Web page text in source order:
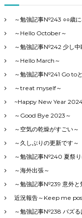
～勉強記事№243 ○○歳に
～Hello October～
～勉強記事№242 少し中
～Hello March～
～勉強記事№241 Go to
～treat myself～
~Happy New Year
～Good Bye 2023～
～空気の乾燥がすごい～
～久しぶりの更新です～
～勉強記事№240 夏祭り
～海外出張～
～勉強記事№239 意外と
近況報告～Keep me
～勉強記事№238 バズる